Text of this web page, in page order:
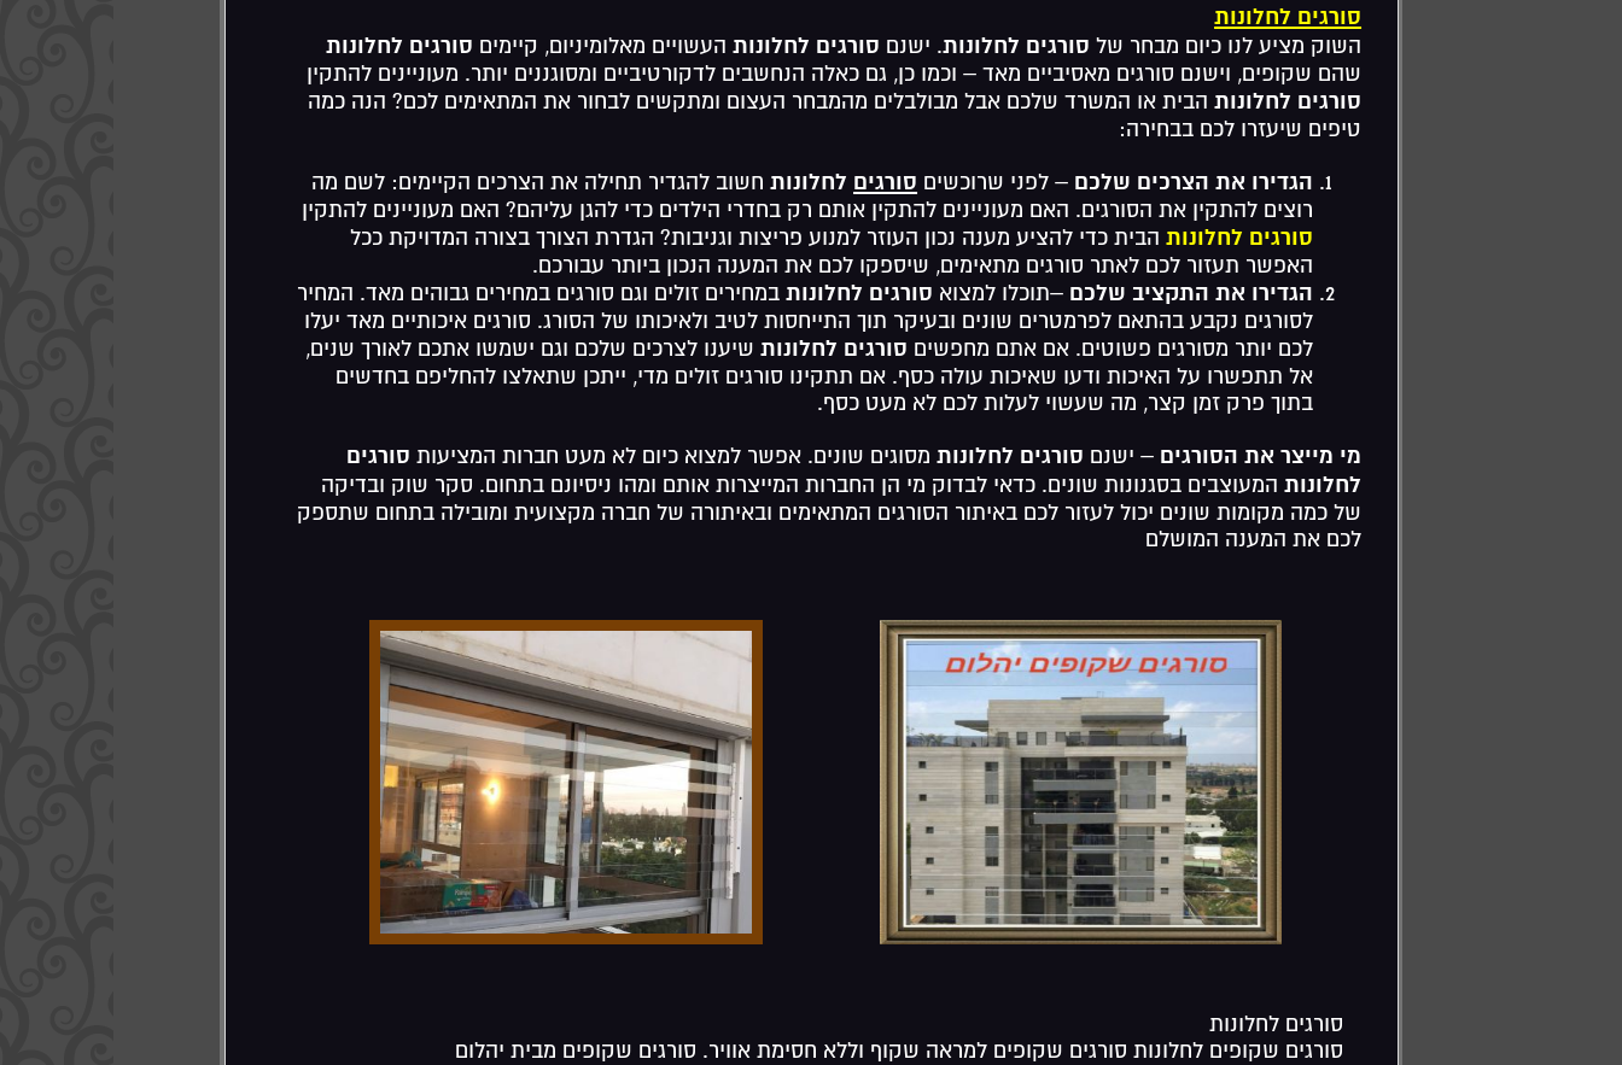
סורגים לחלונות
השוק מציע לנו כיום מבחר של סורגים לחלונות. ישנם סורגים לחלונותהעשויים מאלומיניום, קיימים סורגים לחלונות
שהם שקופים, וישנם סורגים מאסיביים מאד – וכמו כן, גם כאלה הנחשבים לדקורטיביים ומסוגננים יותר. מעוניינים להתקין
סורגים לחלונותהבית או המשרד שלכם אבל מבולבלים מהמבחר העצום ומתקשים לבחור את המתאימים לכם? הנה כמה
טיפים שיעזרו לכם בבחירה:
הגדירו את הצרכים שלכם – לפני שרוכשים סורגים לחלונותחשוב להגדיר תחילה את הצרכים הקיימים: לשם מה
רוצים להתקין את הסורגים. האם מעוניינים להתקין אותם רק בחדרי הילדים כדי להגן עליהם? האם מעוניינים להתקין
סורגים לחלונותהבית כדי להציע מענה נכון העוזר למנוע פריצות וגניבות? הגדרת הצורך בצורה המדויקת ככל
האפשר תעזור לכם לאתר סורגים מתאימים, שיספקו לכם את המענה הנכון ביותר עבורכם.
הגדירו את התקציב שלכם –תוכלו למצוא סורגים לחלונותבמחירים זולים וגם סורגים במחירים גבוהים מאד. המחיר
לסורגים נקבע בהתאם לפרמטרים שונים ובעיקר תוך התייחסות לטיב ולאיכותו של הסורג. סורגים איכותיים מאד יעלו
לכם יותר מסורגים פשוטים. אם אתם מחפשים סורגים לחלונותשיענו לצרכים שלכם וגם ישמשו אתכם לאורך שנים,
אל תתפשרו על האיכות ודעו שאיכות עולה כסף. אם תתקינו סורגים זולים מדי, ייתכן שתאלצו להחליפם בחדשים
בתוך פרק זמן קצר, מה שעשוי לעלות לכם לא מעט כסף.
מי מייצר את הסורגים – ישנם סורגים לחלונותמסוגים שונים. אפשר למצוא כיום לא מעט חברות המציעות סורגים
לחלונותהמעוצבים בסגנונות שונים. כדאי לבדוק מי הן החברות המייצרות אותם ומהו ניסיונם בתחום. סקר שוק ובדיקה
של כמה מקומות שונים יכול לעזור לכם באיתור הסורגים המתאימים ובאיתורה של חברה מקצועית ומובילה בתחום שתספק
לכם את המענה המושלם
סורגים לחלונות
סורגים שקופים לחלונות סורגים שקופים למראה שקוף וללא חסימת אוויר. סורגים שקופים מבית יהלום